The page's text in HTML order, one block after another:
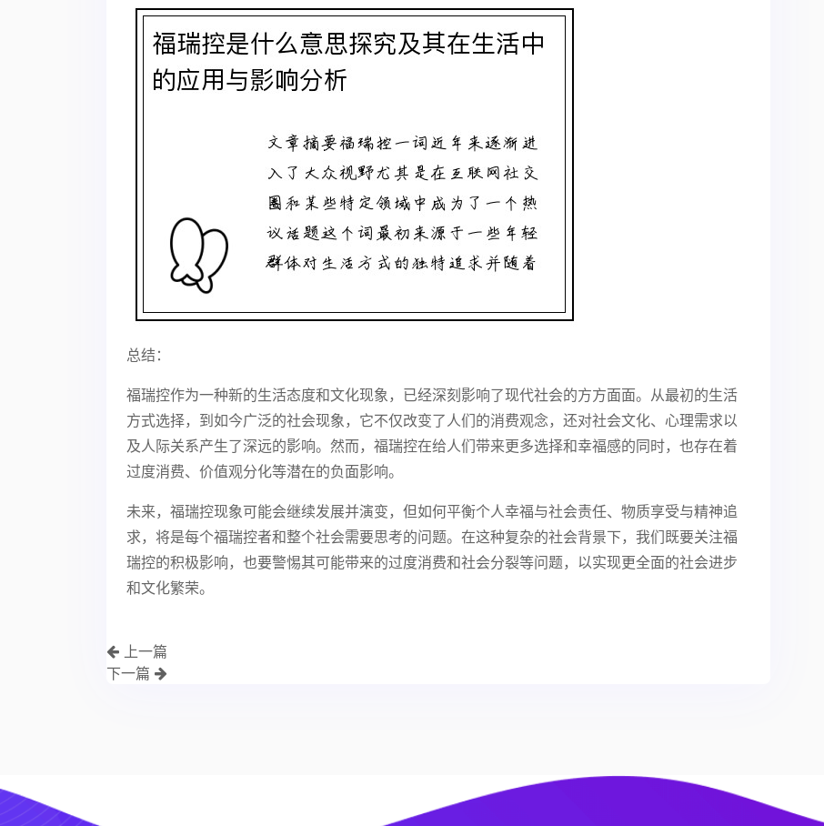
总结：
福瑞控作为一种新的生活态度和文化现象，已经深刻影响了现代社会的方方面面。从最初的生活
方式选择，到如今广泛的社会现象，它不仅改变了人们的消费观念，还对社会文化、心理需求以
及人际关系产生了深远的影响。然而，福瑞控在给人们带来更多选择和幸福感的同时，也存在着
过度消费、价值观分化等潜在的负面影响。
未来，福瑞控现象可能会继续发展并演变，但如何平衡个人幸福与社会责任、物质享受与精神追
求，将是每个福瑞控者和整个社会需要思考的问题。在这种复杂的社会背景下，我们既要关注福
瑞控的积极影响，也要警惕其可能带来的过度消费和社会分裂等问题，以实现更全面的社会进步
和文化繁荣。
上一篇
下一篇